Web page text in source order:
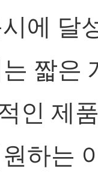
에 달
짧은
인 제
하는